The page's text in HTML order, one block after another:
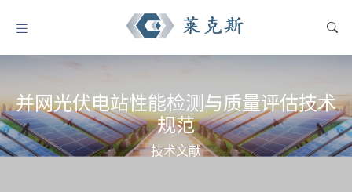
并网光伏电站性能检测与质量评估技术
规范
技术文献